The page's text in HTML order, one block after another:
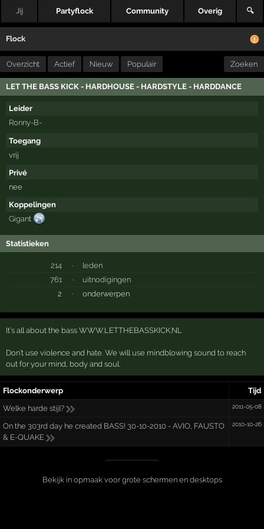
Jij Partyflock Community Overig 🔍
Flock
Overzicht Actief Nieuw Populair Zoeken
LET THE BASS KICK - HARDHOUSE - HARDSTYLE - HARDDANCE
Leider
Ronny-B-
Toegang
vrij
Privé
nee
Koppelingen
Gigant
Statistieken
214 ·
leden
761
·
uitnodigingen
2
· onderwerpen
It’s all about the bass WWW.LETTHEBASSKICK.NL
Don’t use violence and hate. We will use mindblowing sound to reach
out for your mind, body and soul.
Flockonderwerp
Tijd
Welke harde stijl?
2011-05-08
On the 303rd day he created BASS! 30-10-2010 - AVIO, FAUSTO
& E-QUAKE
2010-10-26
Bekijk in opmaak voor grote schermen en desktops